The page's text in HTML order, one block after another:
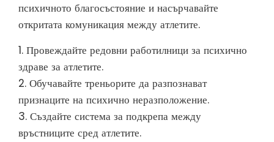
психичното благосъстояние и насърчавайте
откритата комуникация между атлетите.
1. Провеждайте редовни работилници за психично
здраве за атлетите.
2. Обучавайте треньорите да разпознават
признаците на психично неразположение.
3. Създайте система за подкрепа между
връстниците сред атлетите.